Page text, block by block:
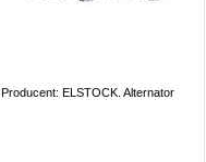
Producent: ELSTOCK. Alternator